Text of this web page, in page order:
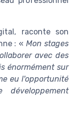
raconte son
: «Mon stages
avec des
énormément sur
eu l'opportunité